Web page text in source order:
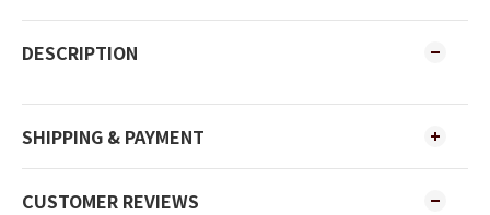
DESCRIPTION
SHIPPING & PAYMENT
CUSTOMER REVIEWS